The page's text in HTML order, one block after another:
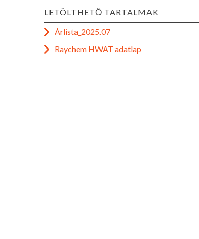
LETÖLTHETŐ TARTALMAK
Árlista_2025.07
Raychem HWAT adatlap